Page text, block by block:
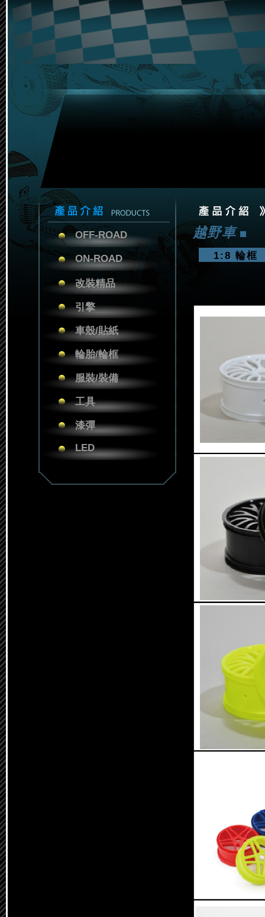
OFF-ROAD
ON-ROAD
改裝精品
引擎
車殼/貼紙
輪胎/輪框
服裝/裝備
工具
漆彈
LED
越野車
1:8 輪框